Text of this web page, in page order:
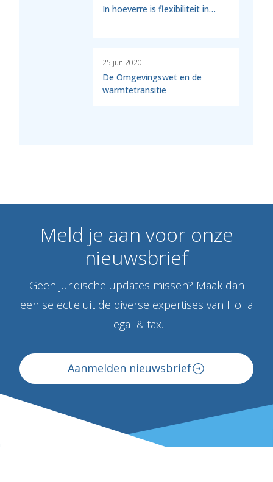
In hoeverre is flexibiliteit in…
25 jun 2020
De Omgevingswet en de
warmtetransitie
Meld je aan voor onze
nieuwsbrief
Geen juridische updates missen? Maak dan
een selectie uit de diverse expertises van Holla
legal & tax.
Aanmelden nieuwsbrief